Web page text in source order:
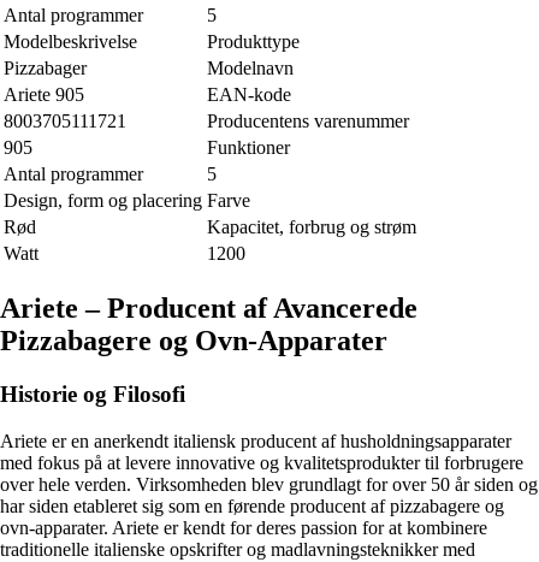
Antal programmer
5
Modelbeskrivelse
Produkttype
Pizzabager
Modelnavn
Ariete 905
EAN-kode
8003705111721
Producentens varenummer
905
Funktioner
Antal programmer
5
Design, form og placering Farve
Rød
Kapacitet, forbrug og strøm
Watt
1200
Ariete – Producent af Avancerede
Pizzabagere og Ovn-Apparater
Historie og Filosofi
Ariete er en anerkendt italiensk producent af husholdningsapparater
med fokus på at levere innovative og kvalitetsprodukter til forbrugere
over hele verden. Virksomheden blev grundlagt for over 50 år siden og
har siden etableret sig som en førende producent af pizzabagere og
ovn-apparater. Ariete er kendt for deres passion for at kombinere
traditionelle italienske opskrifter og madlavningsteknikker med